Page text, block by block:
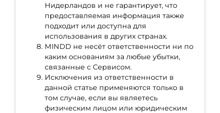
Нидерландов и не гарантирует, что
предоставляемая информация также
подходит или доступна для
использования в других странах.
MINDD не несёт ответственности ни по
каким основаниям за любые убытки,
связанные с Сервисом.
Исключения из ответственности в
данной статье применяются только в
том случае, если вы являетесь
физическим лицом или юридическим